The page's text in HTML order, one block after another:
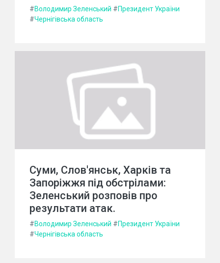
#Володимир Зеленський #Президент України
#Чернігівська область
Суми, Слов'янськ, Харків та
Запоріжжя під обстрілами:
Зеленський розповів про
результати атак.
#Володимир Зеленський #Президент України
#Чернігівська область